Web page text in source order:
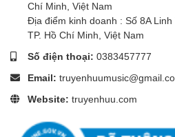
Chí Minh, Việt Nam
Địa điểm kinh doanh : Số 8A
TP. Hồ Chí Minh, Việt Nam
Số điện thoại: 0383457777
Email:
Website: truyenhuu.com